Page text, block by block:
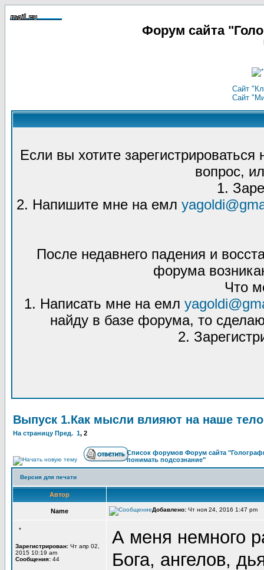
Форум сайта
Сайт
Сайт
Если вы хотите
вопрос,
1.
2. Напишите мне на емл
После недавнего падения и
форума
Что
1. Написать мне на емл
найду в базе форума, то
2.
Выпуск 1.Как мысли влияют на наше тело
На страницу Пред. 1, 2
Список форумов Форум сайта
понимать подсознание"
Версия для печати
Автор
Name Добавлено: Чт ноя 24, 2016 1:47 pm
*
Зарегистрирован: Чт апр 02,
2015 10:19 am
Сообщения: 44
А меня немного
Бога, ангелов,